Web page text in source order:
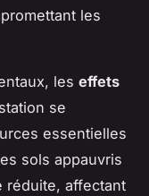
les
les effets
se
essentielles
sols appauvris
réduite, affectant